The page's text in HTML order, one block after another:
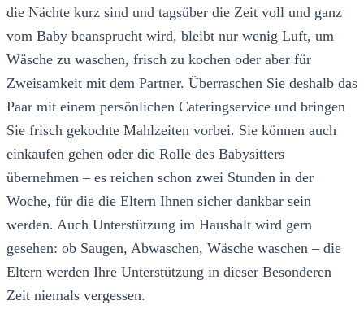
die Nächte kurz sind und tagsüber die Zeit voll und ganz
vom Baby beansprucht wird, bleibt nur wenig Luft, um
Wäsche zu waschen, frisch zu kochen oder aber für
Zweisamkeit mit dem Partner. Überraschen Sie deshalb das
Paar mit einem persönlichen Cateringservice und bringen
Sie frisch gekochte Mahlzeiten vorbei. Sie können auch
einkaufen gehen oder die Rolle des Babysitters
übernehmen – es reichen schon zwei Stunden in der
Woche, für die die Eltern Ihnen sicher dankbar sein
werden. Auch Unterstützung im Haushalt wird gern
gesehen: ob Saugen, Abwaschen, Wäsche waschen – die
Eltern werden Ihre Unterstützung in dieser Besonderen
Zeit niemals vergessen.